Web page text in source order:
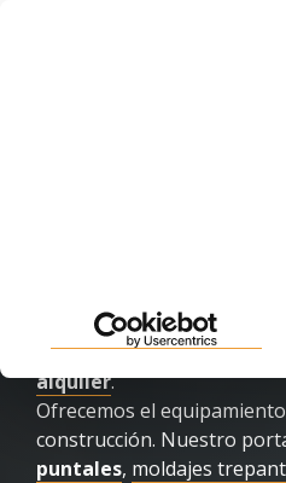
Una gran selección de
moldajede todo tipo de
alquiler.
Ofrecemos el
construcción. Nuestro
puntales, moldajes